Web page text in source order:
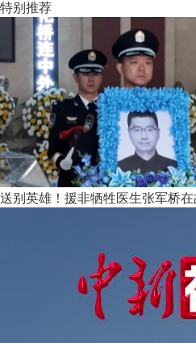
特别推荐
送别英雄！援非牺牲医生张军桥